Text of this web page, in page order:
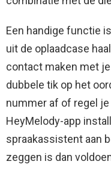
Een handige functie
uit de oplaadcase
contact maken met
dubbele tik op het
nummer af of regel
HeyMelody-app
spraakassistent aan
zeggen is dan